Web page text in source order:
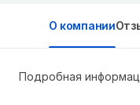
О компании
Подробная